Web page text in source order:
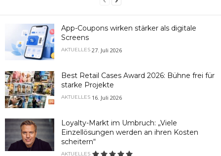
App-Coupons wirken stärker als digitale
Screens
AKTUELLES 27. Juli 2026
Best Retail Cases Award 2026: Bühne frei für
starke Projekte
AKTUELLES 16. Juli 2026
Loyalty-Markt im Umbruch: „Viele
Einzellösungen werden an ihren Kosten
scheitern“
AKTUELLES